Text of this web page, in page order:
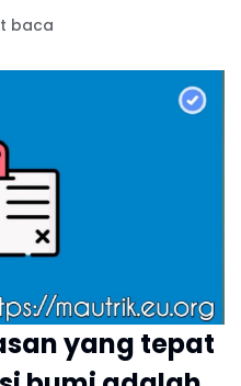
baca
yang tepat